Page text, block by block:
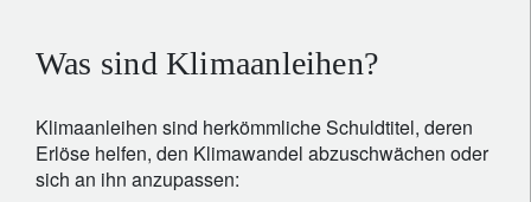
Was sind Klimaanleihen?
Klimaanleihen sind herkömmliche Schuldtitel, deren
Erlöse helfen, den Klimawandel abzuschwächen oder
sich an ihn anzupassen: